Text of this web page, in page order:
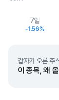
End of
7일
-1.56%
갑자기 오른 주
이 종목, 왜